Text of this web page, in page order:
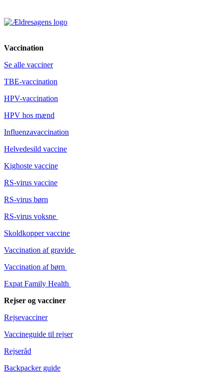
Vaccination
Se alle vacciner
TBE-vaccination
HPV-vaccination
HPV hos mænd
Influenzavaccination
Helvedesild vaccine
Kighoste vaccine
RS-virus vaccine
RS-virus børn
RS-virus voksne
Skoldkopper vaccine
Vaccination af gravide
Vaccination af børn
Expat Family Health
Rejser og vacciner
Rejsevacciner
Vaccineguide til rejser
Rejseråd
Backpacker guide